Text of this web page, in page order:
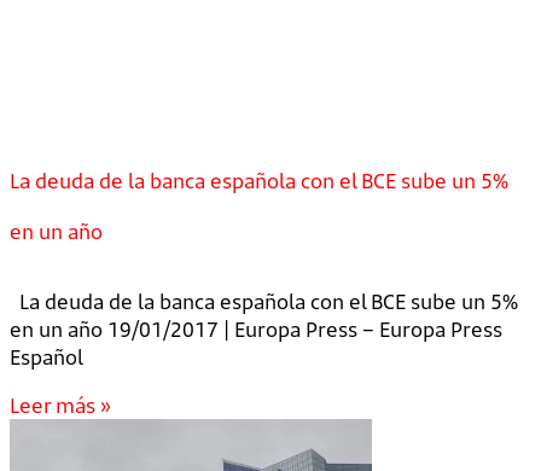
La deuda de la banca española con el BCE sube un 5%
en un año
La deuda de la banca española con el BCE sube un 5%
en un año 19/01/2017 | Europa Press – Europa Press
Español
Leer más »